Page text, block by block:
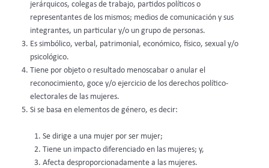
jerárquicos, colegas de trabajo, partidos políticos o
representantes de los mismos; medios de comunicación y sus
integrantes, un particular y/o un grupo de personas.
Es simbólico, verbal, patrimonial, económico, físico, sexual y/o
psicológico.
Tiene por objeto o resultado menoscabar o anular el
reconocimiento, goce y/o ejercicio de los derechos político-
electorales de las mujeres.
Si se basa en elementos de género, es decir:
Se dirige a una mujer por ser mujer;
Tiene un impacto diferenciado en las mujeres; y,
Afecta desproporcionadamente a las mujeres.